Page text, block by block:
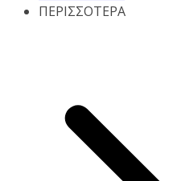
ΠΕΡΙΣΣΟΤΕΡΑ